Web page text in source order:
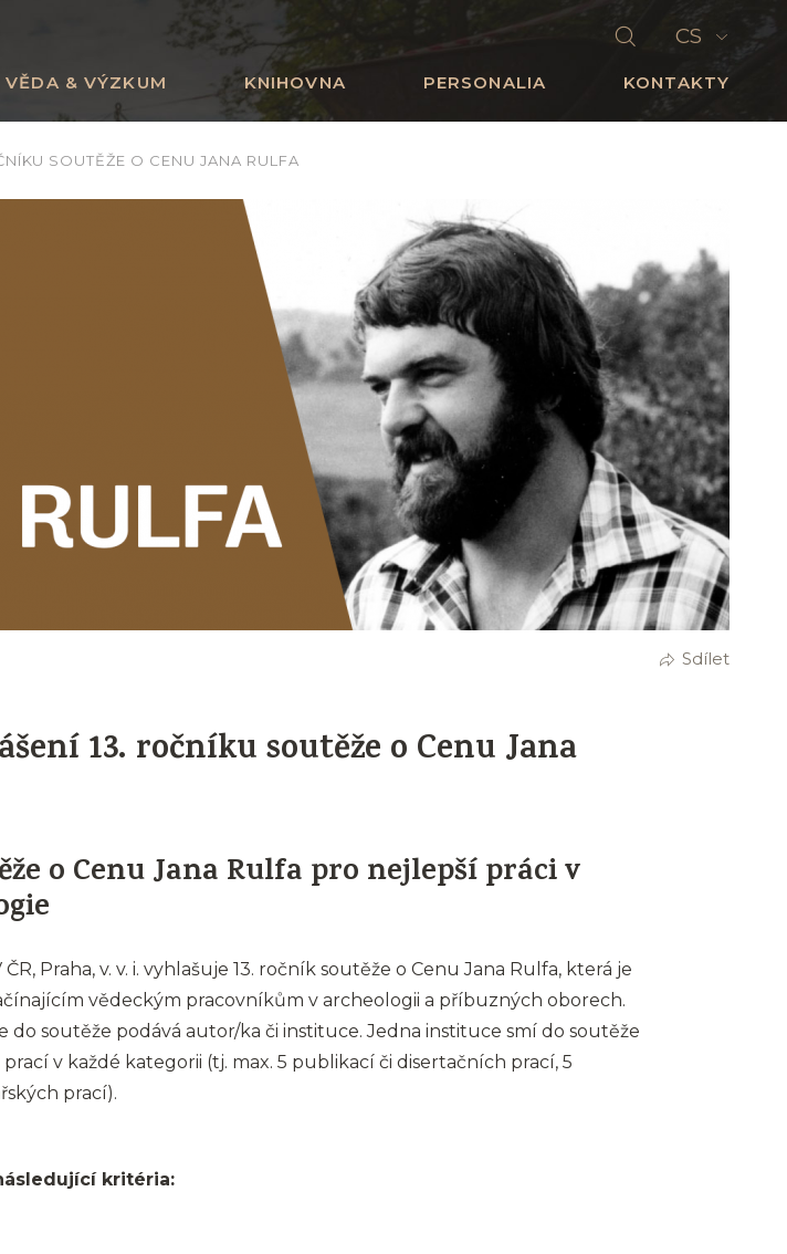
CS
VĚDA & VÝZKUM KNIHOVNA PERSONALIA KONTAKTY
SOUTĚŽE O CENU JANA RULFA
Sdílet
13. ročníku soutěže o Cenu Jana
o Cenu Jana Rulfa pro nejlepší práci v
Praha, v. v. i. vyhlašuje 13. ročník soutěže o Cenu Jana Rulfa, která je
vědeckým pracovníkům v archeologii a příbuzných oborech.
do soutěže podává autor/ka či instituce. Jedna instituce smí do soutěže
v každé kategorii (tj. max. 5 publikací či disertačních prací, 5
prací).
kritéria: